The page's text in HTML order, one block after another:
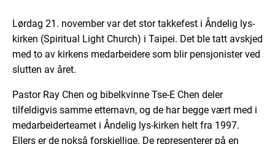
Lørdag 21. november var det stor takkefest i Åndelig lys-
kirken (Spiritual Light Church) i Taipei. Det ble tatt avskjed
med to av kirkens medarbeidere som blir pensjonister ved
slutten av året.
Pastor Ray Chen og bibelkvinne Tse-E Chen deler
tilfeldigvis samme etternavn, og de har begge vært med i
medarbeiderteamet i Åndelig lys-kirken helt fra 1997.
Ellers er de nokså forskjellige. De representerer på en